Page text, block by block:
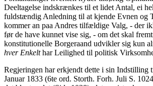
Deeltagelse indskrænkes til et lidet Antal, ei
fuldstændig Anledning til at kjende Evnen og
kommer an paa Andres tilfældige Valg, - der
før de have kunnet vise sig, - om det skal
konstitutionelle Borgeraand udvikler sig kun
hver Enkelthar Leilighed til politisk
Regjeringen har erkjendt dette i sin Indstilling
Januar 1833 (6te ord. Storth. Forh. Juli S.